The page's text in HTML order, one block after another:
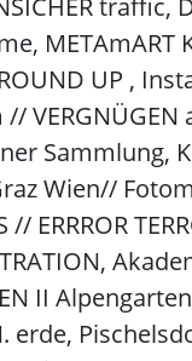
UP ,
Sammlung,
Wien//
ERRROR
II
erde,